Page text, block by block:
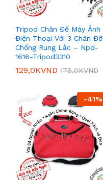
Tripod Chân Đế Máy Ảnh
Điện Thoại Với 3 Chân Đỡ
Chống Rung Lắc – Npd-
1616-Tripod3310
129,0KVND 178,0KVND
-41%